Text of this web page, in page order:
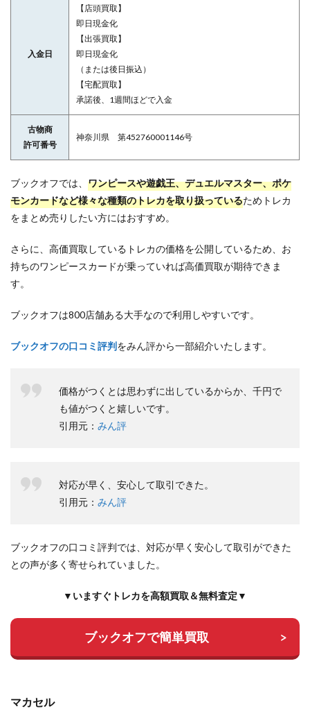
入金日
【店頭買取】
即日現金化
【出張買取】
即日現金化
（または後日振込）
【宅配買取】
承諾後、1週間ほどで入金
古物商
許可番号
神奈川県 第452760001146号
ブックオフでは、 ワンピースや遊戯王、デュエルマスター、ポケ
モンカードなど様々な種類のトレカを取り扱っているためトレカ
をまとめ売りしたい方にはおすすめ。
さらに、高価買取しているトレカの価格を公開しているため、お
持ちのワンピースカードが乗っていれば高価買取が期待できま
す。
ブックオフは800店舗ある大手なので利用しやすいです。
ブックオフの口コミ評判をみん評から一部紹介いたします。
価格がつくとは思わずに出しているからか、千円で
も値がつくと嬉しいです。
引用元： みん評
対応が早く、安心して取引できた。
引用元： みん評
ブックオフの口コミ評判では、対応が早く安心して取引ができた
との声が多く寄せられていました。
▼いますぐトレカを高額買取＆無料査定▼
ブックオフで簡単買取
マカセル